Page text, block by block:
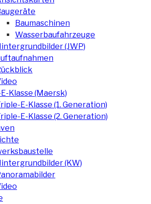
Baumaschinen
Wasserbaufahrzeuge
(JWP)
Klasse (Maersk)
E-Klasse (1. Generation)
E-Klasse (2. Generation)
(KW)